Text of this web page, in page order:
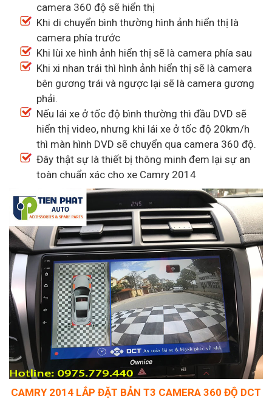
camera 360 độ sẽ hiển thị
Khi di chuyển bình thường hình ảnh hiển thị là
camera phía trước
Khi lùi xe hình ảnh hiển thị sẽ là camera phía sau
Khi xi nhan trái thì hình ảnh hiển thị sẽ là camera
bên gương trái và ngược lại sẽ là camera gương
phải.
Nếu lái xe ở tốc độ bình thường thì đầu DVD sẽ
hiển thị video, nhưng khi lái xe ở tốc độ 20km/h
thì màn hình DVD sẽ chuyển qua camera 360 độ.
Đây thật sự là thiết bị thông minh đem lại sự an
toàn chuẩn xác cho xe Camry 2014
CAMRY 2014 LẮP ĐẶT BẢN T3 CAMERA 360 ĐỘ DCT